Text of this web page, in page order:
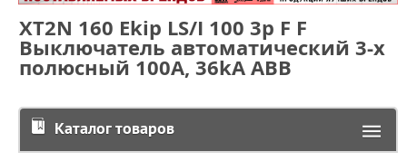
XT2N 160 Ekip LS/I 100 3p F F
Выключатель автоматический 3-х
полюсный 100А, 36kA ABB
Каталог товаров